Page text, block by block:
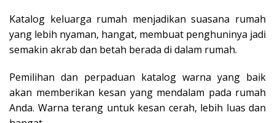
Katalog keluarga rumah menjadikan suasana rumah
yang lebih nyaman, hangat, membuat penghuninya jadi
semakin akrab dan betah berada di dalam rumah.
Pemilihan dan perpaduan katalog warna yang baik
akan memberikan kesan yang mendalam pada rumah
Anda. Warna terang untuk kesan cerah, lebih luas dan